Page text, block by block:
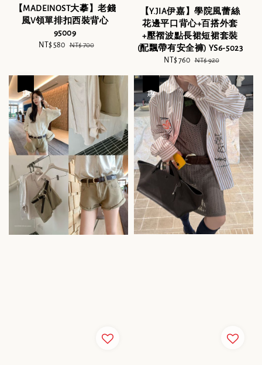
【MADEINOST大摹】老錢
風V領單排扣西裝背心
95009
Sale
NT$ 580 Regular
NT$ 700
【Y.JIA伊嘉】學院風蕾絲
花邊平口背心+百搭外套
+壓褶波點長裙短裙套裝
(配飄帶有安全褲) YS6-5023
Sale
NT$ 760 Regular
NT$ 920